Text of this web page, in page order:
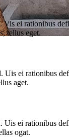
Vis ei rationibus
tellus eget.
Uis ei rationibus
aget.
Uis ei rationibus
ogat.